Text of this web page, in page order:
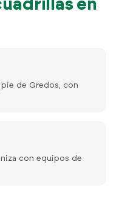
en
de Gredos, con
con equipos de